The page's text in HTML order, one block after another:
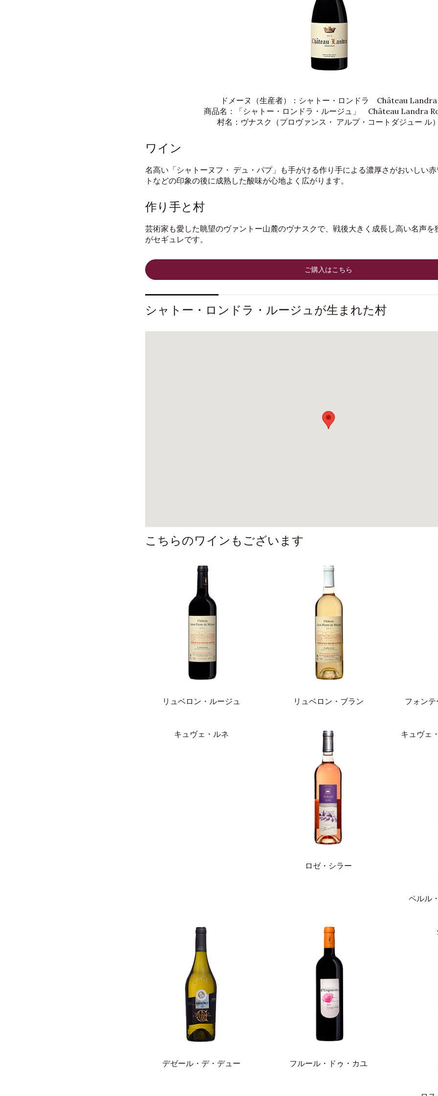
ドメーヌ（生産者）：シャトー・ロンドラ Château Landra
商品名：「シャトー・ロンドラ・ルージュ」 Château Landra
村名：ヴナスク（プロヴァンス・ アルプ・コートダジュー ル）
ワイン
名高い「シャトーヌフ・ デュ・パプ」も手がける作り手による濃厚さがおいしい
トなどの印象の後に成熟した酸味が心地よく広がります。
作り手と村
芸術家も愛した眺望のヴァントー山麓のヴナスクで、戦後大きく成長し高い名声を
がセギュレです。
ご購入はこちら
シャトー・ロンドラ・ルージュが生まれた村
こちらのワインもございます
リュベロン・ルージュ リュベロン・ブラン フォン
キュヴェ・ルネ
ロゼ・シラー
キュヴェ
ペルル
デゼール・デ・デュー フルール・ドゥ・カユ